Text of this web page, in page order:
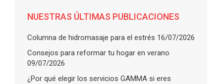
NUESTRAS ÚLTIMAS PUBLICACIONES
Columna de hidromasaje para el estrés 16/07/2026
Consejos para reformar tu hogar en verano
09/07/2026
¿Por qué elegir los servicios GAMMA si eres